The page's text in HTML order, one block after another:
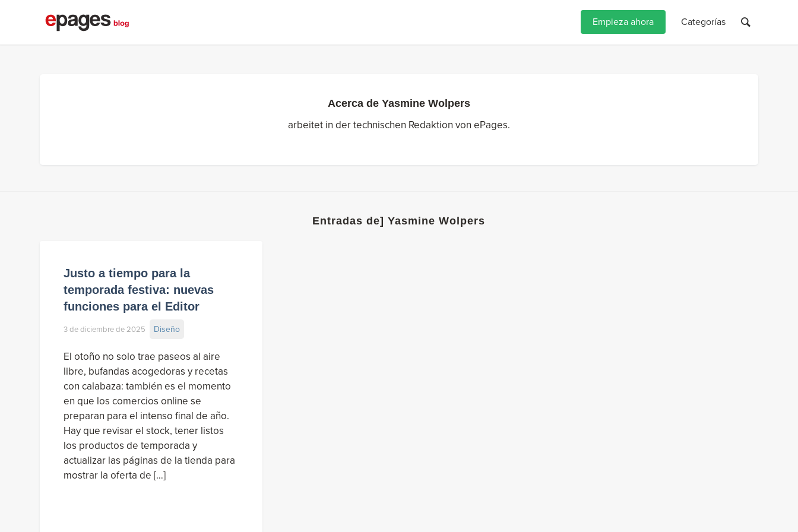
Empieza ahora Categorías
Acerca de Yasmine Wolpers
arbeitet in der technischen Redaktion von ePages.
Entradas de] Yasmine Wolpers
Justo a tiempo para la
temporada festiva: nuevas
funciones para el Editor
3 de diciembre de 2025 Diseño
El otoño no solo trae paseos al aire
libre, bufandas acogedoras y recetas
con calabaza: también es el momento
en que los comercios online se
preparan para el intenso final de año.
Hay que revisar el stock, tener listos
los productos de temporada y
actualizar las páginas de la tienda para
mostrar la oferta de […]